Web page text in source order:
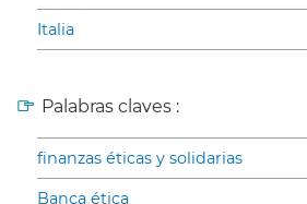
Italia
Palabras claves :
finanzas éticas y solidarias
Banca ética